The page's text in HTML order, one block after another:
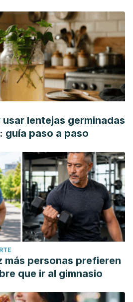
lentejas germinadas
guía paso a paso
más personas prefieren
que ir al gimnasio